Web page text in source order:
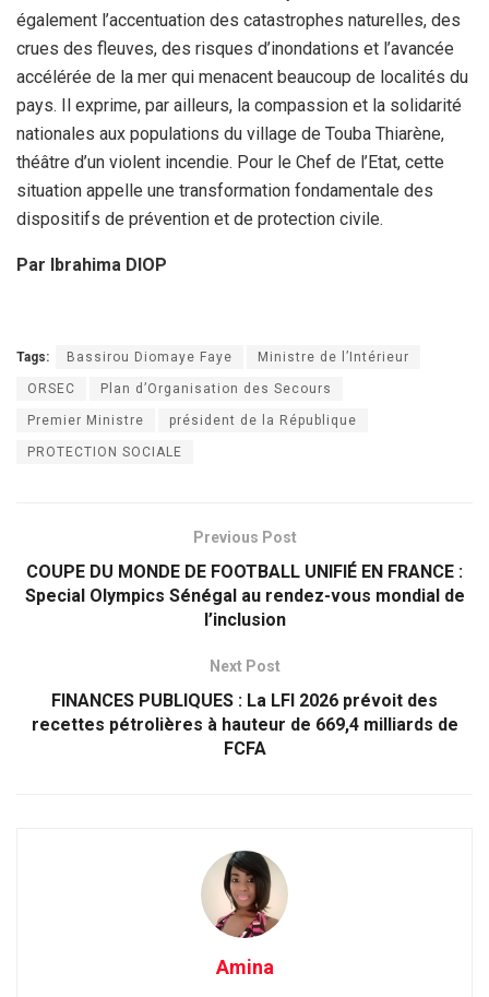
également l’accentuation des catastrophes naturelles, des
crues des fleuves, des risques d’inondations et l’avancée
accélérée de la mer qui menacent beaucoup de localités du
pays. Il exprime, par ailleurs, la compassion et la solidarité
nationales aux populations du village de Touba Thiarène,
théâtre d’un violent incendie. Pour le Chef de l’Etat, cette
situation appelle une transformation fondamentale des
dispositifs de prévention et de protection civile.
Par Ibrahima DIOP
Tags: Bassirou Diomaye Faye Ministre de l’Intérieur
ORSEC Plan d’Organisation des Secours
Premier Ministre président de la République
PROTECTION SOCIALE
Previous Post
COUPE DU MONDE DE FOOTBALL UNIFIÉ EN FRANCE :
Special Olympics Sénégal au rendez-vous mondial de
l’inclusion
Next Post
FINANCES PUBLIQUES : La LFI 2026 prévoit des
recettes pétrolières à hauteur de 669,4 milliards de
FCFA
Amina